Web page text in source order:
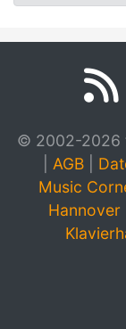
© 2002-2026
AGB
Music
Hannover